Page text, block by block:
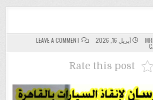
أبريل 16, 2026 LEAVE A COMMENT
ON
ونش
انقاذ
Rate this post